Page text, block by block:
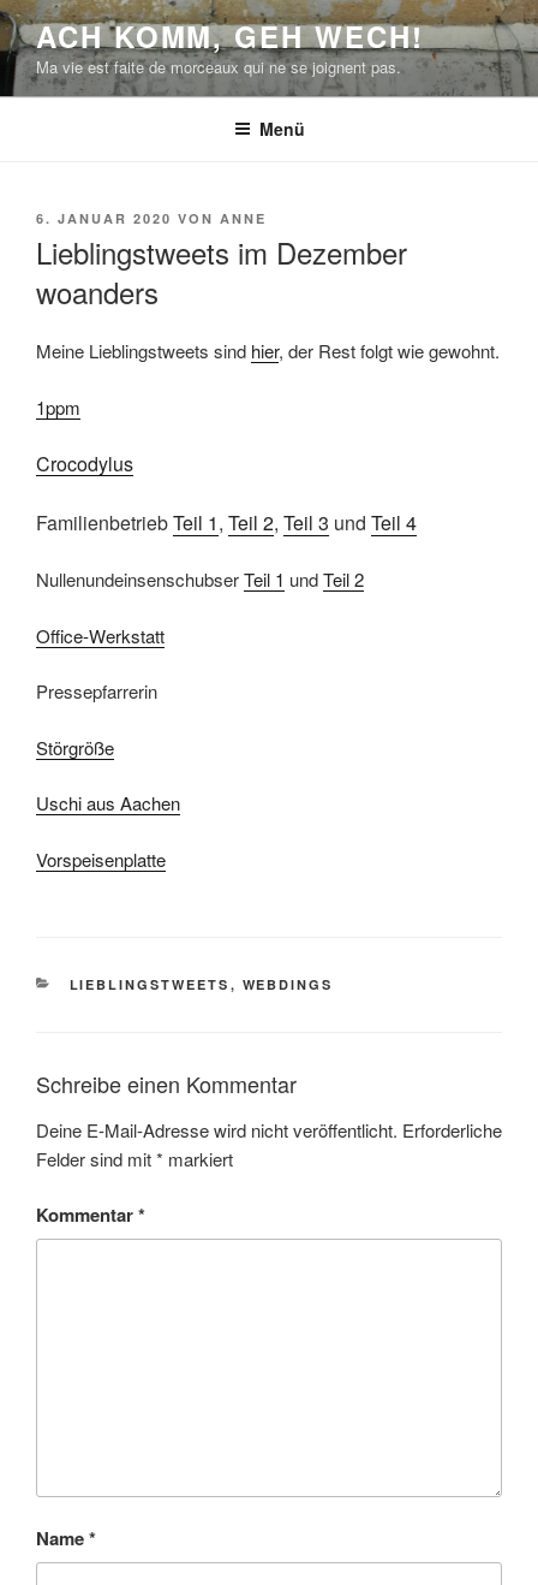
Zum
Inhalt
springen
ACH KOMM, GEH WECH!
Ma vie est faite de morceaux qui ne se joignent pas.
Menü
VERÖFFENTLICHT
6. JANUAR 2020 VON ANNE
Lieblingstweets im Dezember
woanders
Meine Lieblingstweets sind hier, der Rest folgt wie gewohnt.
1ppm
Crocodylus
FamilienbetriebTeil 1, Teil 2, Teil 3 und Teil 4
NullenundeinsenschubserTeil 1 undTeil 2
Office-Werkstatt
Pressepfarrerin
Störgröße
Uschi aus Aachen
Vorspeisenplatte
KATEGORIEN
LIEBLINGSTWEETS , WEBDINGS
Schreibe einen Kommentar
Deine E-Mail-Adresse wird nicht veröffentlicht. Erforderliche
Felder sind mit* markiert
Kommentar*
Name*